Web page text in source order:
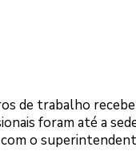
de trabalho
foram até a
o